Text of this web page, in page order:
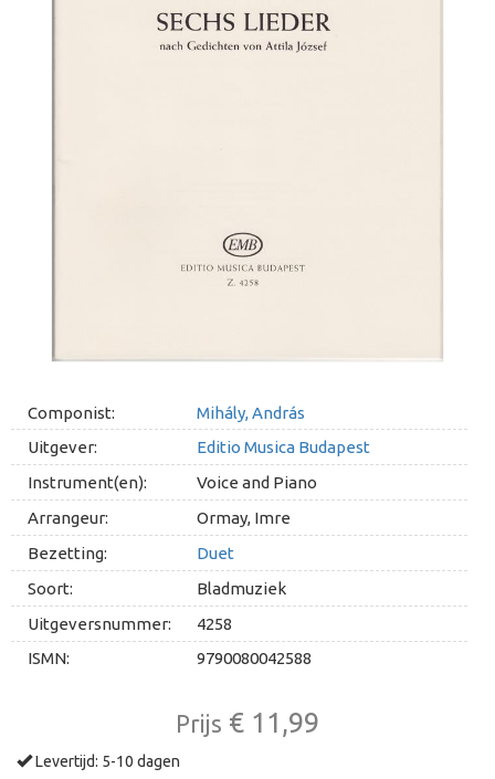
Componist:
Mihály, András
Uitgever:
Editio Musica Budapest
Instrument(en):
Voice and Piano
Arrangeur:
Ormay, Imre
Bezetting:
Duet
Soort:
Bladmuziek
Uitgeversnummer:
4258
ISMN:
9790080042588
Prijs € 11,99
Levertijd: 5-10 dagen